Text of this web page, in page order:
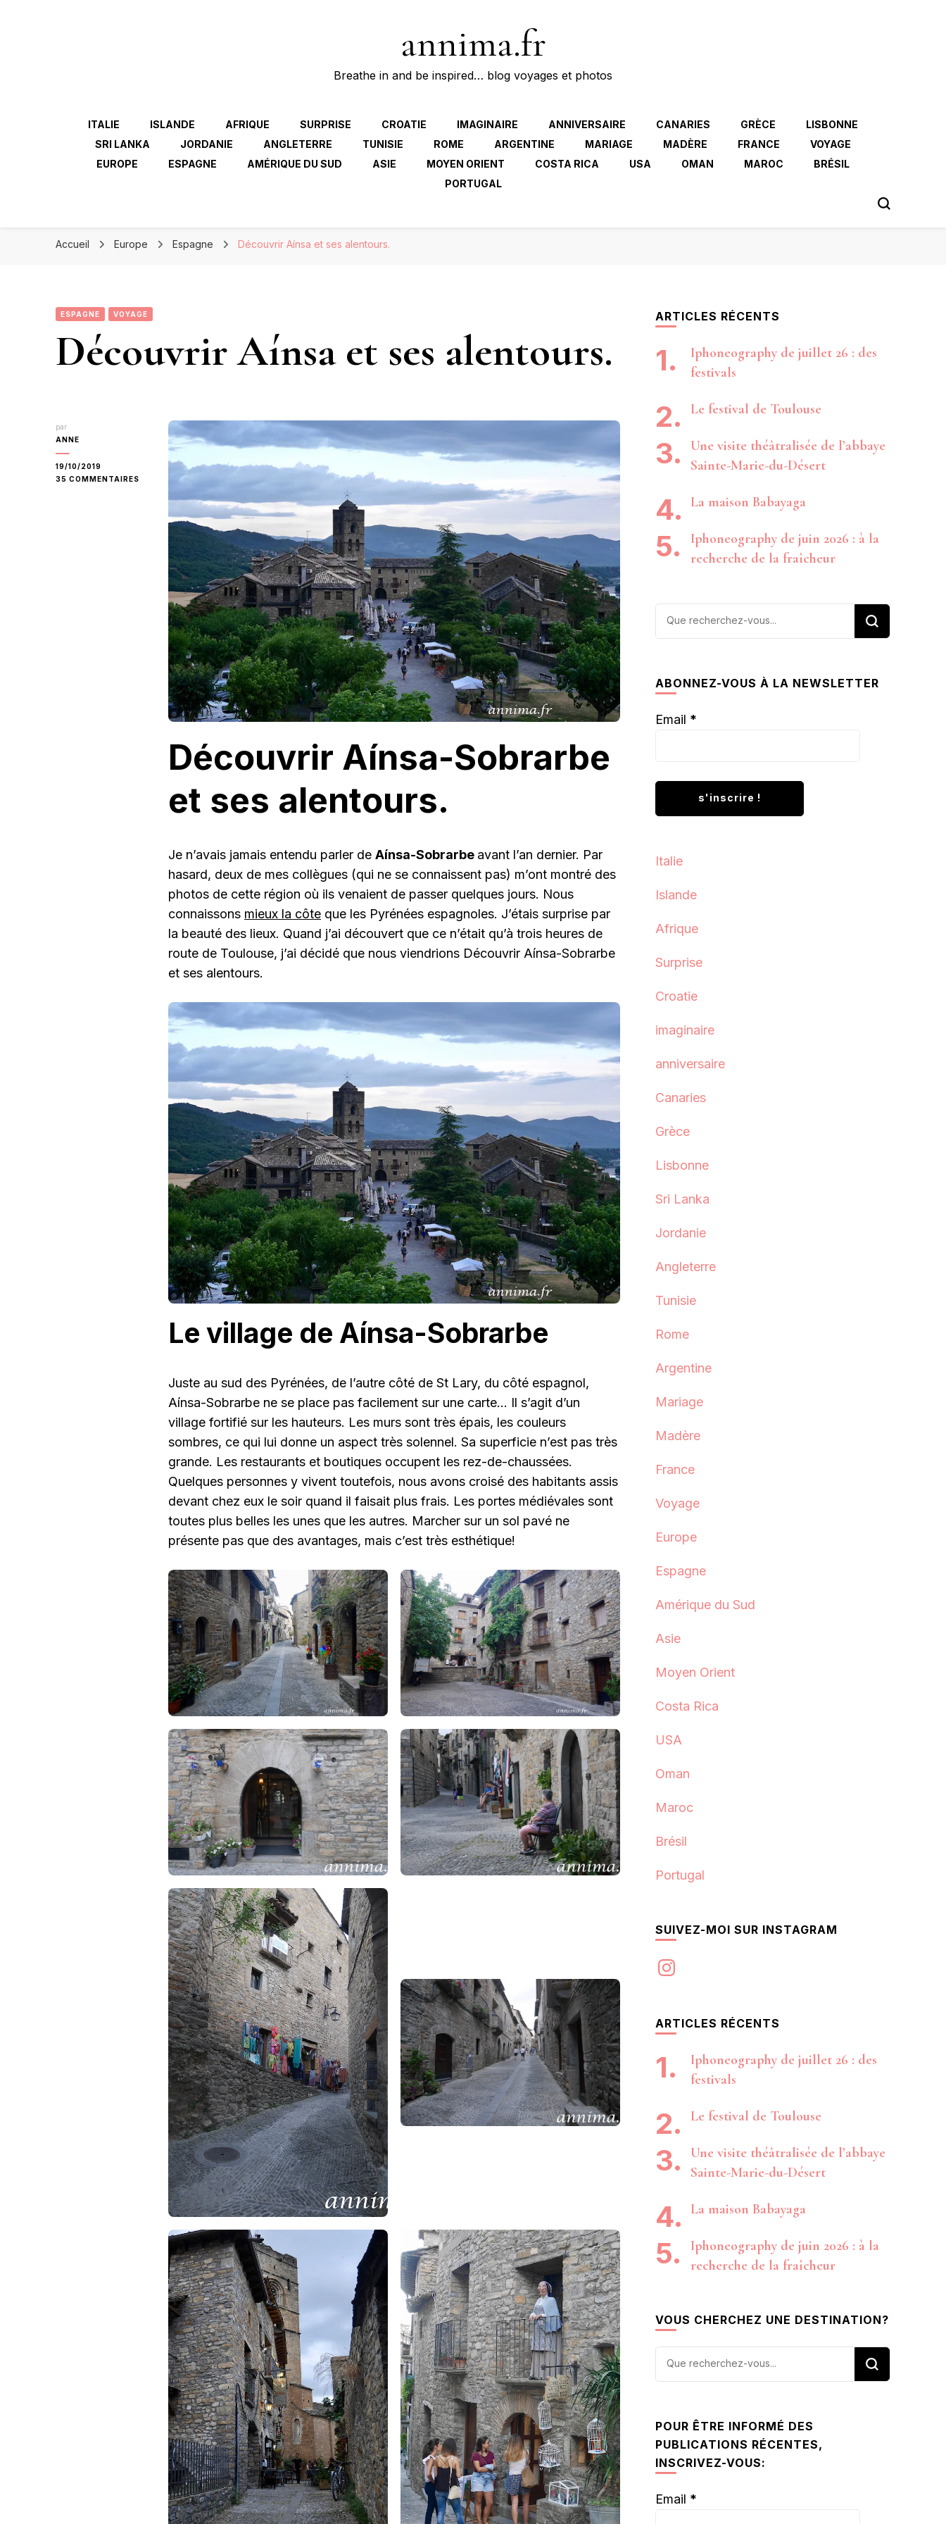
annima.fr
Breathe in and be inspired… blog voyages et photos
ITALIE ISLANDE AFRIQUE SURPRISE CROATIE IMAGINAIRE ANNIVERSAIRE CANARIES GRÈCE
LISBONNE
SRI LANKA
JORDANIE ANGLETERRE TUNISIE ROME ARGENTINE MARIAGE MADÈRE FRANCE
VOYAGE
EUROPE
ESPAGNE AMÉRIQUE DU SUD ASIE MOYEN ORIENT COSTA RICA USA OMAN MAROC
BRÉSIL
PORTUGAL
Accueil Europe Espagne Découvrir Aínsa et ses alentours.
ESPAGNE VOYAGE
Découvrir Aínsa et ses alentours.
par
ANNE
19/10/2019
35 COMMENTAIRES
Découvrir Aínsa-Sobrarbe
et ses alentours.
Je n’avais jamais entendu parler de Aínsa-Sobrarbe avant l’an dernier. Par
hasard, deux de mes collègues (qui ne se connaissent pas) m’ont montré des
photos de cette région où ils venaient de passer quelques jours. Nous
connaissons mieux la côte que les Pyrénées espagnoles. J’étais surprise par
la beauté des lieux. Quand j’ai découvert que ce n’était qu’à trois heures de
route de Toulouse, j’ai décidé que nous viendrions Découvrir Aínsa-Sobrarbe
et ses alentours.
Le village de Aínsa-Sobrarbe
Juste au sud des Pyrénées, de l’autre côté de St Lary, du côté espagnol,
Aínsa-Sobrarbe ne se place pas facilement sur une carte… Il s’agit d’un
village fortifié sur les hauteurs. Les murs sont très épais, les couleurs
sombres, ce qui lui donne un aspect très solennel. Sa superficie n’est pas très
grande. Les restaurants et boutiques occupent les rez-de-chaussées.
Quelques personnes y vivent toutefois, nous avons croisé des habitants assis
devant chez eux le soir quand il faisait plus frais. Les portes médiévales sont
toutes plus belles les unes que les autres. Marcher sur un sol pavé ne
présente pas que des avantages, mais c’est très esthétique!
ARTICLES RÉCENTS
Iphoneography de juillet 26 : des
festivals
Le festival de Toulouse
Une visite théâtralisée de l’abbaye
Sainte-Marie-du-Désert
La maison Babayaga
Iphoneography de juin 2026 : à la
recherche de la fraîcheur
Vous
ABONNEZ-VOUS À LA NEWSLETTER
Email *
Italie
Islande
Afrique
Surprise
Croatie
imaginaire
anniversaire
Canaries
Grèce
Lisbonne
Sri Lanka
Jordanie
Angleterre
Tunisie
Rome
Argentine
Mariage
Madère
France
Voyage
Europe
Espagne
Amérique du Sud
Asie
Moyen Orient
Costa Rica
USA
Oman
Maroc
Brésil
Portugal
SUIVEZ-MOI SUR INSTAGRAM
Instagram
ARTICLES RÉCENTS
Iphoneography de juillet 26 : des
festivals
Le festival de Toulouse
Une visite théâtralisée de l’abbaye
Sainte-Marie-du-Désert
La maison Babayaga
Iphoneography de juin 2026 : à la
recherche de la fraîcheur
VOUS CHERCHEZ UNE DESTINATION?
Vous
POUR ÊTRE INFORMÉ DES
PUBLICATIONS RÉCENTES,
INSCRIVEZ-VOUS:
Email *